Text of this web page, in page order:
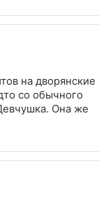
на дворянские
со обычного
Она же